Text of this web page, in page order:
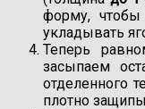
форму, чтобы
укладывать
Теперь
засыпаем
отделенного
плотно